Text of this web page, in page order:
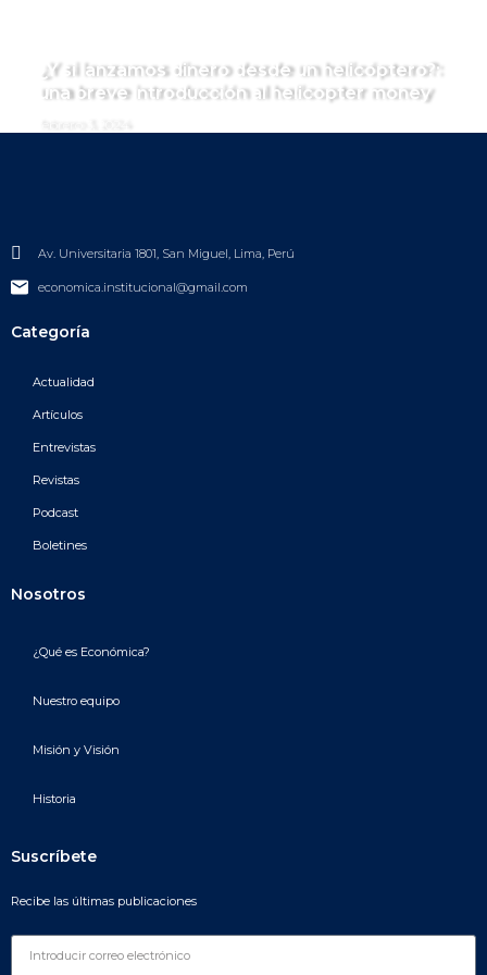
¿Y si lanzamos dinero desde un helicóptero?:
una breve introducción al helicopter money
febrero 3, 2024
Av. Universitaria 1801, San Miguel, Lima, Perú
economica.institucional@gmail.com
Categoría
Actualidad
Artículos
Entrevistas
Revistas
Podcast
Boletines
Nosotros
¿Qué es Económica?
Nuestro equipo
Misión y Visión
Historia
Suscríbete
Recibe las últimas publicaciones